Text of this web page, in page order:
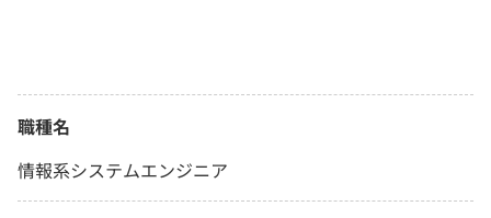
職種名
情報系システムエンジニア